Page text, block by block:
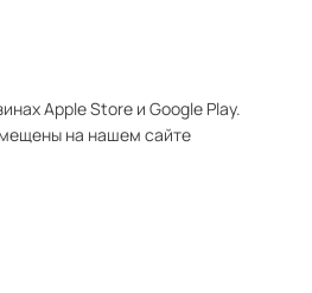
Apple Store и Google Play.
на нашем сайте